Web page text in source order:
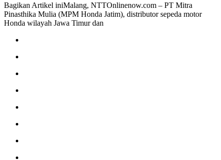
Bagikan Artikel iniMalang, NTTOnlinenow.com – PT Mitra
Pinasthika Mulia (MPM Honda Jatim), distributor sepeda motor
Honda wilayah Jawa Timur dan